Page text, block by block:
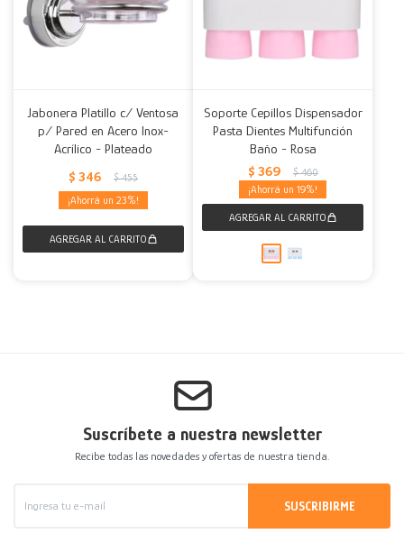
Jabonera Platillo c/ Ventosa
p/ Pared en Acero Inox-
Acrílico - Plateado
$ 346 $ 455
23
Soporte Cepillos Dispensador
Pasta Dientes Multifunción
Baño - Rosa
$ 369 $ 460
19
Suscríbete a nuestra newsletter
Recibe todas las novedades y ofertas de nuestra tienda.
SUSCRIBIRME